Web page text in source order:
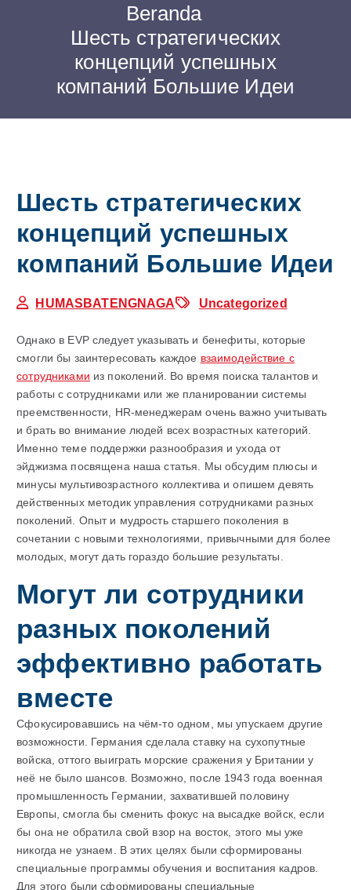
Beranda
Шесть стратегических
концепций успешных
компаний Большие Идеи
Шесть стратегических
концепций успешных
компаний Большие Идеи
HUMASBATENGNAGA Uncategorized
Однако в EVP следует указывать и бенефиты, которые
смогли бы заинтересовать каждое взаимодействие с
сотрудниками из поколений. Во время поиска талантов и
работы с сотрудниками или же планировании системы
преемственности, HR-менеджерам очень важно учитывать
и брать во внимание людей всех возрастных категорий.
Именно теме поддержки разнообразия и ухода от
эйджизма посвящена наша статья. Мы обсудим плюсы и
минусы мультивозрастного коллектива и опишем девять
действенных методик управления сотрудниками разных
поколений. Опыт и мудрость старшего поколения в
сочетании с новыми технологиями, привычными для более
молодых, могут дать гораздо большие результаты.
Могут ли сотрудники
разных поколений
эффективно работать
вместе
Сфокусировавшись на чём-то одном, мы упускаем другие
возможности. Германия сделала ставку на сухопутные
войска, оттого выиграть морские сражения у Британии у
неё не было шансов. Возможно, после 1943 года военная
промышленность Германии, захватившей половину
Европы, смогла бы сменить фокус на высадке войск, если
бы она не обратила свой взор на восток, этого мы уже
никогда не узнаем. В этих целях были сформированы
специальные программы обучения и воспитания кадров.
Для этого были сформированы специальные